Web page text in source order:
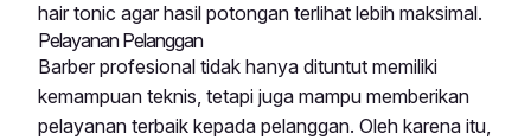
hair tonic agar hasil potongan terlihat lebih maksimal.
Pelayanan Pelanggan
Barber profesional tidak hanya dituntut memiliki
kemampuan teknis, tetapi juga mampu memberikan
pelayanan terbaik kepada pelanggan. Oleh karena itu,